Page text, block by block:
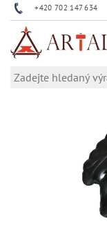
+420 702 147 634